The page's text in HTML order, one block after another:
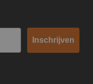
Inschrijven